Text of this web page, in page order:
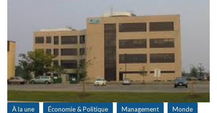
À la une Économie & Politique Management Monde